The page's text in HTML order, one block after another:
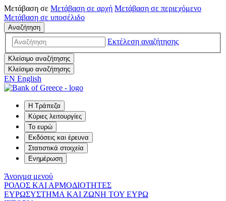
Μετάβαση σε Μετάβαση σε αρχή Μετάβαση σε περιεχόμενο
Μετάβαση σε υποσέλιδο
Αναζήτηση
Εκτέλεση αναζήτησης
Κλείσιμο αναζήτησης
Κλείσιμο αναζήτησης
EN English
Η Τράπεζα
Κύριες λειτουργίες
Το ευρώ
Εκδόσεις και έρευνα
Στατιστικά στοιχεία
Ενημέρωση
Άνοιγμα μενού
ΡΟΛΟΣ ΚΑΙ ΑΡΜΟΔΙΟΤΗΤΕΣ
ΕΥΡΩΣΥΣΤΗΜΑ ΚΑΙ ΖΩΝΗ ΤΟΥ ΕΥΡΩ